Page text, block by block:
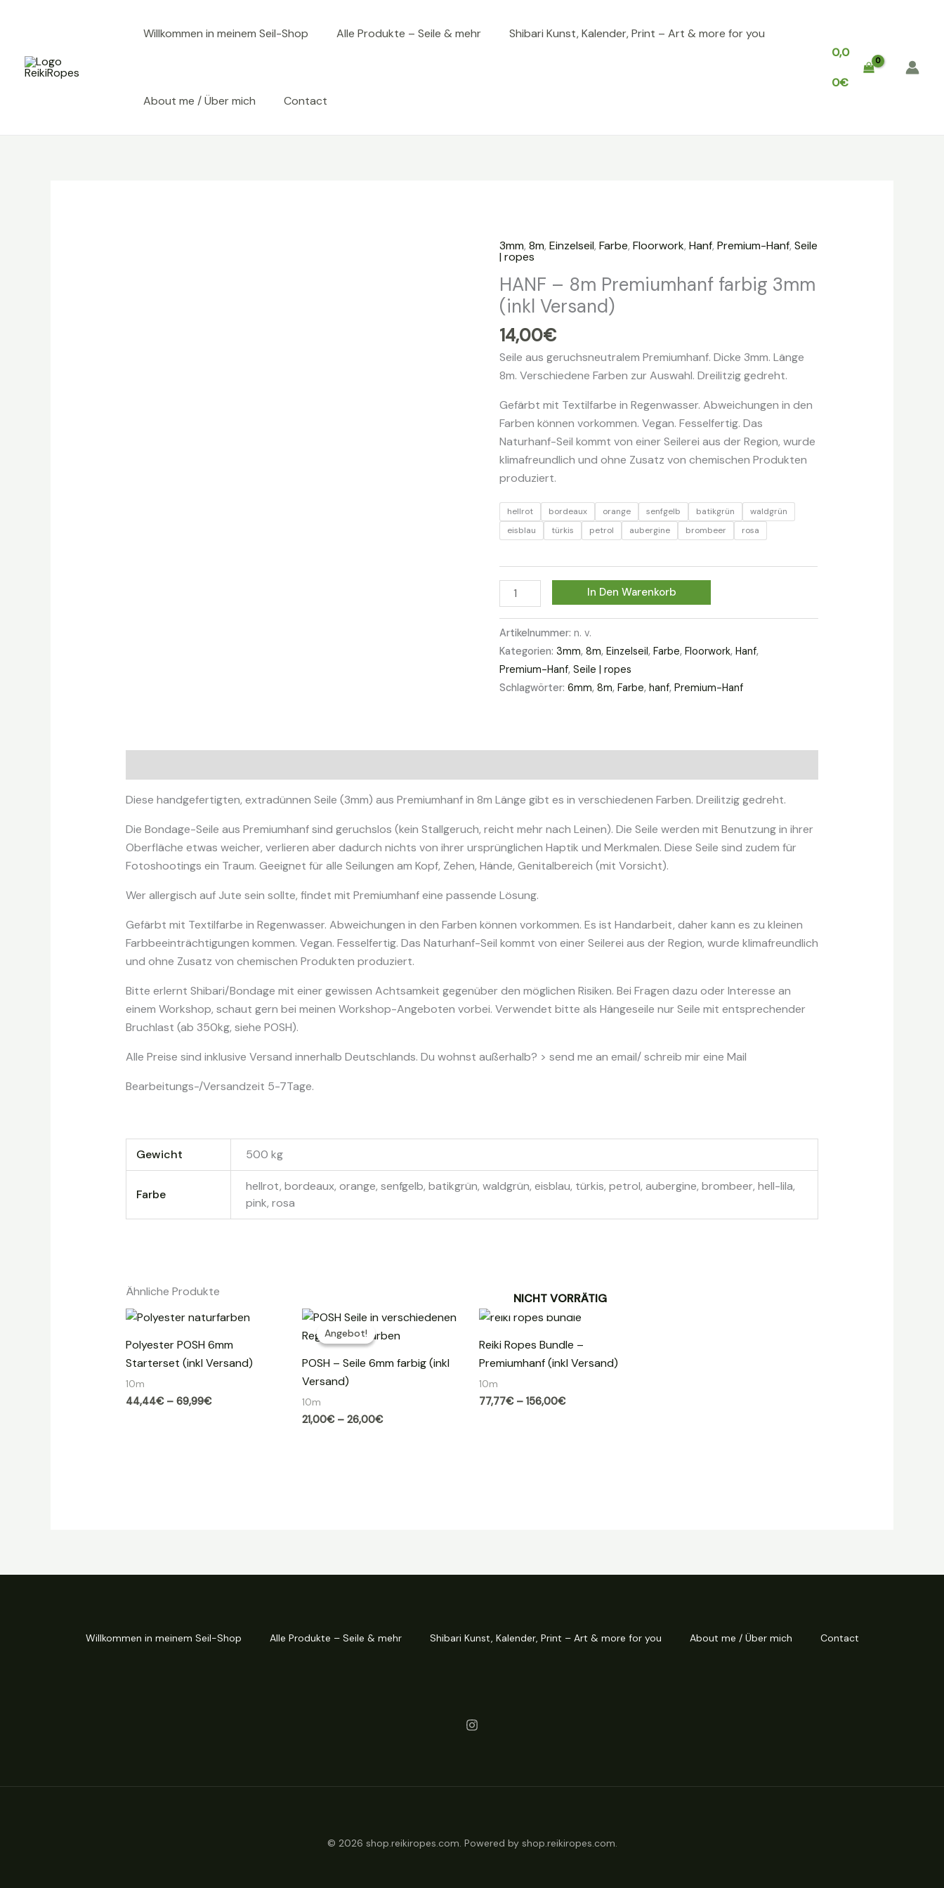
Willkommen in meinem Seil-Shop Alle Produkte – Seile & mehr Shibari Kunst, Kalender, Print – Art & more for you
About me / Über mich Contact
0,0
0€
3mm,8m,Einzelseil,Farbe,Floorwork,Hanf,Premium-Hanf,Seile
| ropes
HANF – 8m Premiumhanf farbig 3mm
(inkl Versand)
14,00€
Seile aus geruchsneutralem Premiumhanf. Dicke 3mm. Länge
8m. Verschiedene Farben zur Auswahl. Dreilitzig gedreht.
Gefärbt mit Textilfarbe in Regenwasser. Abweichungen in den
Farben können vorkommen. Vegan. Fesselfertig. Das
Naturhanf-Seil kommt von einer Seilerei aus der Region, wurde
klimafreundlich und ohne Zusatz von chemischen Produkten
produziert.
hellrot bordeaux orange senfgelb batikgrün
waldgrün
eisblau
türkis petrol aubergine brombeer rosa
HANF
-
8m
Premiumhanf
farbig
3mm
In Den Warenkorb
Artikelnummer:n. v.
Kategorien:3mm,8m,Einzelseil,Farbe,Floorwork,Hanf,
Premium-Hanf,Seile | ropes
Schlagwörter:6mm,8m,Farbe,hanf,Premium-Hanf
Diese handgefertigten, extradünnen Seile (3mm) aus Premiumhanf in 8m Länge gibt es in verschiedenen Farben. Dreilitzig gedreht.
Die Bondage-Seile aus Premiumhanf sind geruchslos (kein Stallgeruch, reicht mehr nach Leinen). Die Seile werden mit Benutzung in ihrer
Oberfläche etwas weicher, verlieren aber dadurch nichts von ihrer ursprünglichen Haptik und Merkmalen. Diese Seile sind zudem für
Fotoshootings ein Traum. Geeignet für alle Seilungen am Kopf, Zehen, Hände, Genitalbereich (mit Vorsicht).
Wer allergisch auf Jute sein sollte, findet mit Premiumhanf eine passende Lösung.
Gefärbt mit Textilfarbe in Regenwasser. Abweichungen in den Farben können vorkommen. Es ist Handarbeit, daher kann es zu kleinen
Farbbeeinträchtigungen kommen. Vegan. Fesselfertig. Das Naturhanf-Seil kommt von einer Seilerei aus der Region, wurde klimafreundlich
und ohne Zusatz von chemischen Produkten produziert.
Bitte erlernt Shibari/Bondage mit einer gewissen Achtsamkeit gegenüber den möglichen Risiken. Bei Fragen dazu oder Interesse an
einem Workshop, schaut gern bei meinen Workshop-Angeboten vorbei. Verwendet bitte als Hängeseile nur Seile mit entsprechender
Bruchlast (ab 350kg, siehe POSH).
Alle Preise sind inklusive Versand innerhalb Deutschlands. Du wohnst außerhalb? > send me an email/ schreib mir eine Mail
Bearbeitungs-/Versandzeit 5-7Tage.
Gewicht 500 kg
Farbe
hellrot, bordeaux, orange, senfgelb, batikgrün, waldgrün, eisblau, türkis, petrol, aubergine, brombeer, hell-lila,
pink, rosa
Ähnliche Produkte
Polyester POSH 6mm
Starterset (inkl Versand)
10m
44,44€ – 69,99€Preisspanne:
Angebot!
Angebot!
POSH – Seile 6mm farbig (inkl
Versand)
10m
21,00€ –26,00€Preisspanne:
NICHT VORRÄTIG
Reiki Ropes Bundle –
Premiumhanf (inkl Versand)
10m
77,77€ – 156,00€Preisspanne:
Willkommen in meinem Seil-Shop Alle Produkte – Seile & mehr Shibari Kunst, Kalender, Print – Art & more for you About me / Über mich Contact
© 2026 shop.reikiropes.com. Powered by shop.reikiropes.com.